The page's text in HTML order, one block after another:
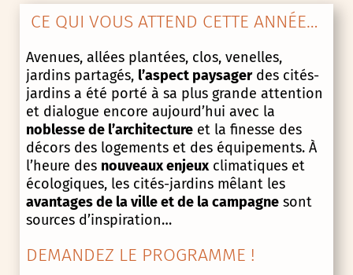
CE QUI VOUS ATTEND CETTE ANNÉE…
Avenues, allées plantées, clos, venelles,
jardins partagés, l’aspect paysagerdes cités-
jardins a été porté à sa plus grande attention
et dialogue encore aujourd’hui avec la
noblesse de l’architectureet la finesse des
décors des logements et des équipements. À
l’heure des nouveaux enjeuxclimatiques et
écologiques, les cités-jardins mêlant les
avantages de la ville et de la campagnesont
sources d’inspiration…
DEMANDEZ LE PROGRAMME !